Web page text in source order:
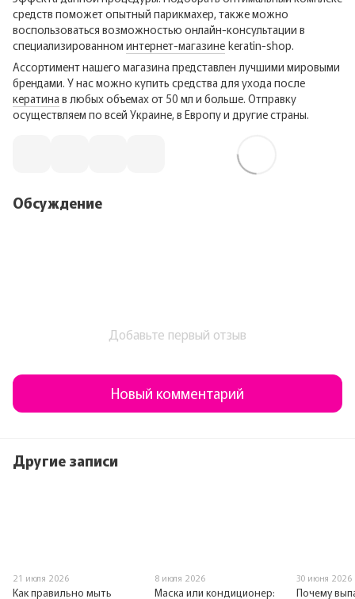
средств поможет опытный парикмахер, также можно
воспользоваться возможностью онлайн-консультации в
специализированном интернет-магазине keratin-shop.
Ассортимент нашего магазина представлен лучшими мировыми
брендами. У нас можно купить средства для ухода после
кератина в любых объемах от 50 мл и больше. Отправку
осуществляем по всей Украине, в Европу и другие страны.
Обсуждение
Добавьте первый отзыв
Новый комментарий
Другие записи
21 июля 2026
Как правильно мыть
8 июля 2026
Маска или кондиционер:
30 июня 2026
Почему